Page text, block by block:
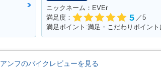
ニックネーム：EVEr
満足度：
5 ／5
アンフのバイクレビューを見る